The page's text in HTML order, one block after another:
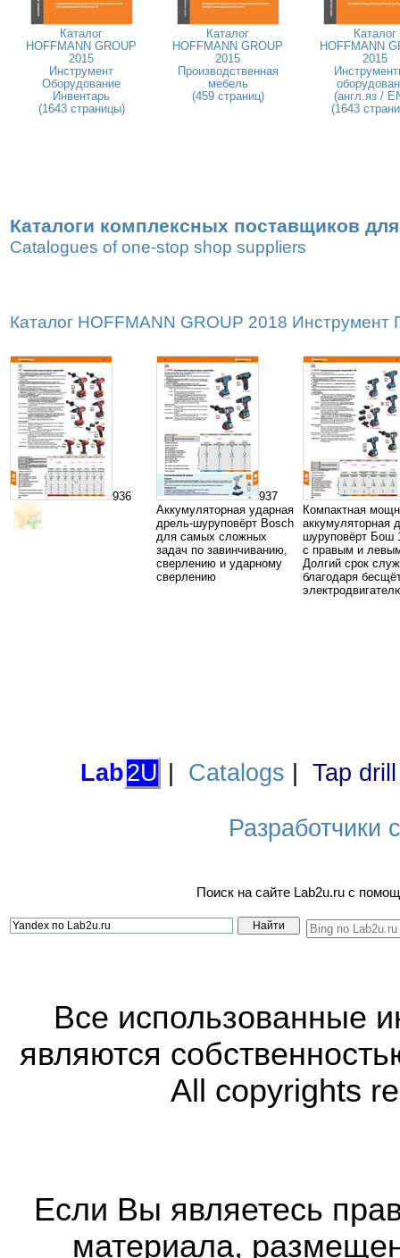
Каталог
HOFFMANN GROUP
2015
Инструмент
Оборудование
Инвентарь
(1643 страницы)
Каталог
HOFFMANN GROUP
2015
Производственная
мебель
(459 страниц)
Каталог
HOFFMANN
2015
(англ.яз /
(1643
Каталоги комплексных поставщиков
Catalogues of one-stop shop suppliers
Каталог HOFFMANN GROUP 2018
936
937
Аккумуляторная ударная
дрель-шуруповёрт Bosch
для самых сложных
задач по завинчиванию,
сверлению и ударному
сверлению
Компактная
аккумуляторная
шуруповёрт Бош
с правым и
Долгий срок
благодаря
Lab2U Catalogs Tap
Разработчики
Поиск на сайте Lab2u.ru с
Все использованные
являются
All copyrights
Если Вы являетесь
материала,